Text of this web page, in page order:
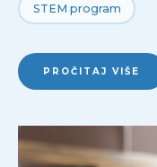
STEM program
PROČITAJ VIŠE